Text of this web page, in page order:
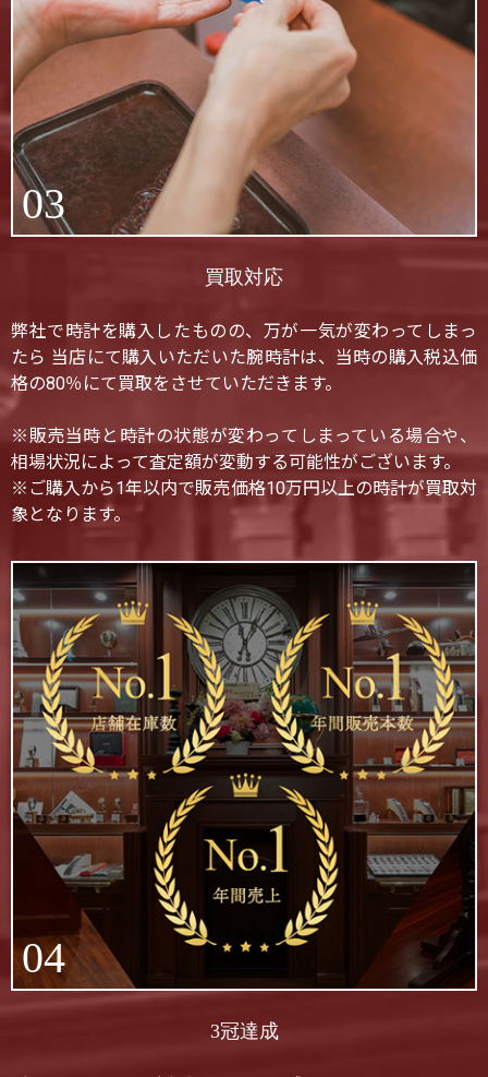
03
買取対応
弊社で時計を購入したものの、万が一気が変わってしまっ
たら 当店にて購入いただいた腕時計は、当時の購入税込価
格の80％にて買取をさせていただきます。
※販売当時と時計の状態が変わってしまっている場合や、
相場状況によって査定額が変動する可能性がございます。
※ご購入から1年以内で販売価格10万円以上の時計が買取対
象となります。
04
3冠達成